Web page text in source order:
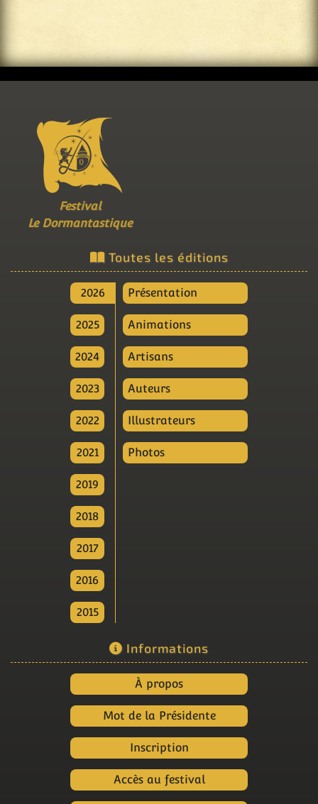
Festival
Le Dormantastique
Toutes les éditions
2026
2025
2024
2023
2022
2021
2019
2018
2017
2016
2015
Présentation
Animations
Artisans
Auteurs
Illustrateurs
Photos
Informations
À propos
Mot de la Présidente
Inscription
Accès au festival